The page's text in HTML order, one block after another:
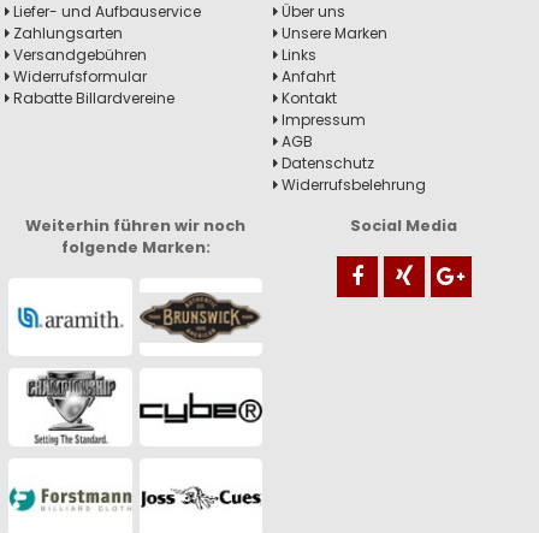
Liefer- und Aufbauservice
Zahlungsarten
Versandgebühren
Widerrufsformular
Rabatte Billardvereine
Über uns
Unsere Marken
Links
Anfahrt
Kontakt
Impressum
AGB
Datenschutz
Widerrufsbelehrung
Weiterhin führen wir noch
folgende Marken:
Social Media